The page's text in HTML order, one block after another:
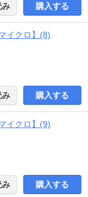
購入する
イクロ】(8)
購入する
イクロ】(9)
購入する